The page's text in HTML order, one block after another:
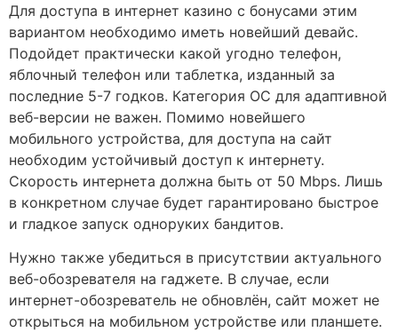
Для доступа в интернет казино с бонусами этим
вариантом необходимо иметь новейший девайс.
Подойдет практически какой угодно телефон,
яблочный телефон или таблетка, изданный за
последние 5-7 годков. Категория ОС для адаптивной
веб-версии не важен. Помимо новейшего
мобильного устройства, для доступа на сайт
необходим устойчивый доступ к интернету.
Скорость интернета должна быть от 50 Mbps. Лишь
в конкретном случае будет гарантировано быстрое
и гладкое запуск одноруких бандитов.
Нужно также убедиться в присутствии актуального
веб-обозревателя на гаджете. В случае, если
интернет-обозреватель не обновлён, сайт может не
открыться на мобильном устройстве или планшете.